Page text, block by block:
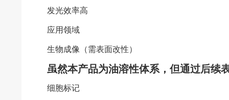
发光效率高
应用领域
生物成像（需表面改性）
虽然本产品为油溶性体系，但通过后续
细胞标记